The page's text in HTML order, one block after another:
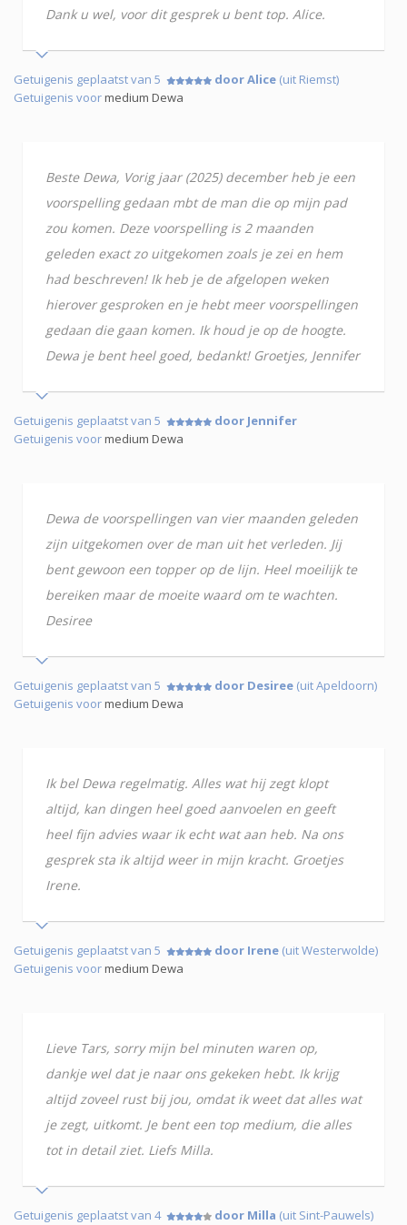
Dank u wel, voor dit gesprek u bent top. Alice.
Getuigenis geplaatst van 5 door Alice (uit Riemst)
Getuigenis voormedium Dewa
Beste Dewa, Vorig jaar (2025) december heb je een
voorspelling gedaan mbt de man die op mijn pad
zou komen. Deze voorspelling is 2 maanden
geleden exact zo uitgekomen zoals je zei en hem
had beschreven! Ik heb je de afgelopen weken
hierover gesproken en je hebt meer voorspellingen
gedaan die gaan komen. Ik houd je op de hoogte.
Dewa je bent heel goed, bedankt! Groetjes, Jennifer
Getuigenis geplaatst van 5
door Jennifer
Getuigenis voormedium Dewa
Dewa de voorspellingen van vier maanden geleden
zijn uitgekomen over de man uit het verleden. Jij
bent gewoon een topper op de lijn. Heel moeilijk te
bereiken maar de moeite waard om te wachten.
Desiree
Getuigenis geplaatst van 5 door Desiree (uit Apeldoorn)
Getuigenis voormedium Dewa
Ik bel Dewa regelmatig. Alles wat hij zegt klopt
altijd, kan dingen heel goed aanvoelen en geeft
heel fijn advies waar ik echt wat aan heb. Na ons
gesprek sta ik altijd weer in mijn kracht. Groetjes
Irene.
Getuigenis geplaatst van 5 door Irene (uit Westerwolde)
Getuigenis voormedium Dewa
Lieve Tars, sorry mijn bel minuten waren op,
dankje wel dat je naar ons gekeken hebt. Ik krijg
altijd zoveel rust bij jou, omdat ik weet dat alles wat
je zegt, uitkomt. Je bent een top medium, die alles
tot in detail ziet. Liefs Milla.
Getuigenis geplaatst van 4 door Milla (uit Sint-Pauwels)